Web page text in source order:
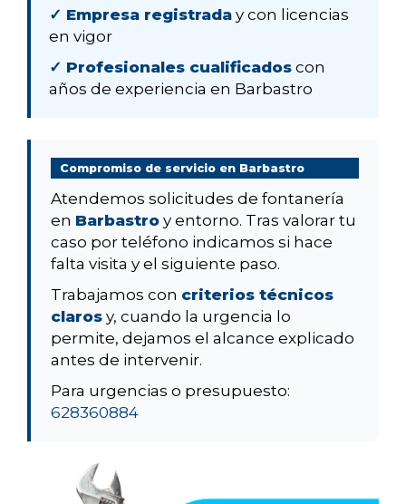
✓ Empresa registrada y con licencias
en vigor
✓ Profesionales cualificados con
años de experiencia en Barbastro
Compromiso de servicio en Barbastro
Atendemos solicitudes de fontanería
en Barbastro y entorno. Tras valorar tu
caso por teléfono indicamos si hace
falta visita y el siguiente paso.
Trabajamos con criterios técnicos
claros y, cuando la urgencia lo
permite, dejamos el alcance explicado
antes de intervenir.
Para urgencias o presupuesto:
628360884